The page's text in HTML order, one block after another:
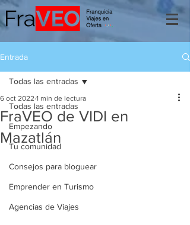
Entrada
Todas las entradas
Empezando
Tu comunidad
Consejos para bloguear
Emprender en Turismo
Agencias de Viajes
Todas las entradas
FraVEO de VIDI en
Mazatlán
6 oct 2022 1 min de lectura